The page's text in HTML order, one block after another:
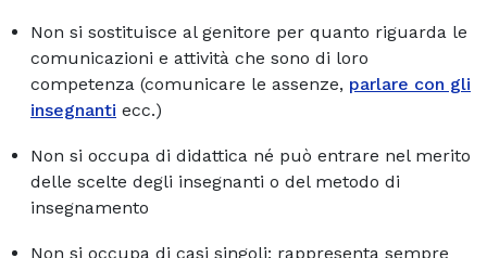
Non si sostituisce al genitore per quanto riguarda le
comunicazioni e attività che sono di loro
competenza (comunicare le assenze, parlare con gli
insegnanti ecc.)
Non si occupa di didattica né può entrare nel merito
delle scelte degli insegnanti o del metodo di
insegnamento
Non si occupa di casi singoli: rappresenta sempre